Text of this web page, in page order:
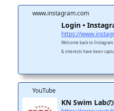
台。背泳ぎの場合は...
www.instagram.com
Login •
https://
Welcome back to
& interests have been
YouTube
KN Swim Lab